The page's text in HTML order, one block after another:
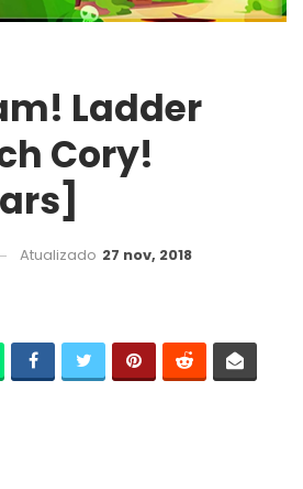
Ladder
Cory!
Atualizado 27 nov, 2018